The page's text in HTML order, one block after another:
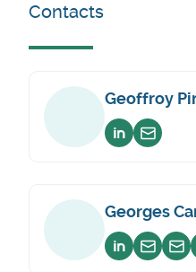
Contacts
Geoffroy
Voir sur
Georges
Voir sur